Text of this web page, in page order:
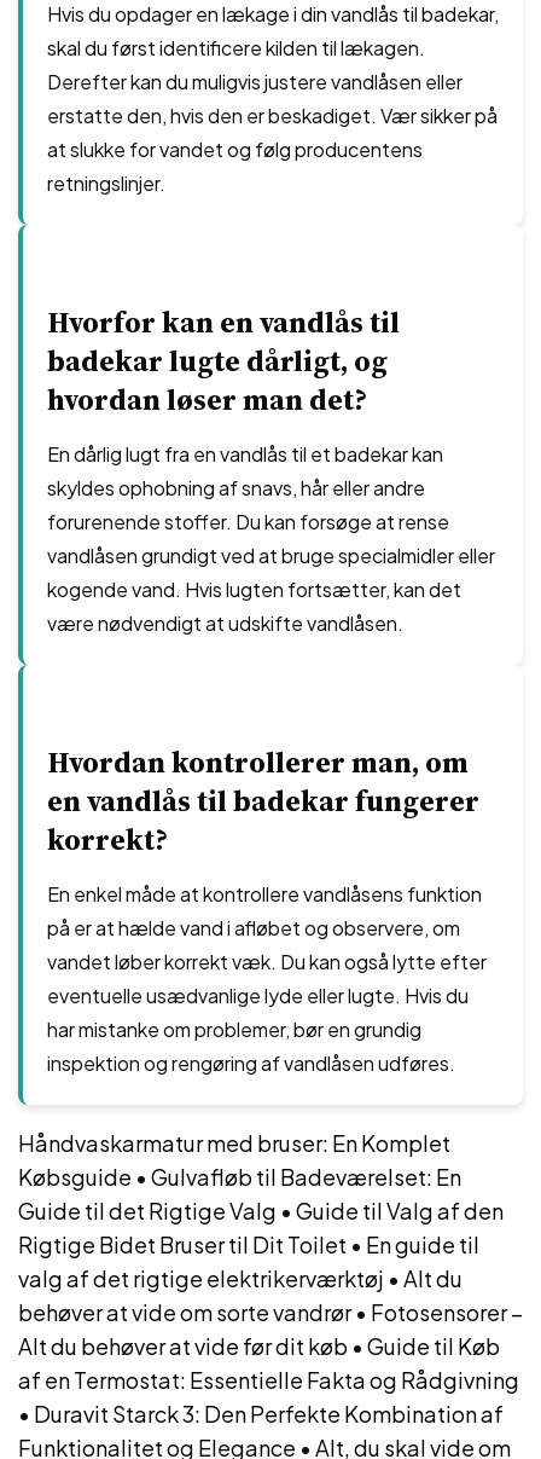
Hvis du opdager en lækage i din vandlås til badekar,
skal du først identificere kilden til lækagen.
Derefter kan du muligvis justere vandlåsen eller
erstatte den, hvis den er beskadiget. Vær sikker på
at slukke for vandet og følg producentens
retningslinjer.
Hvorfor kan en vandlås til
badekar lugte dårligt, og
hvordan løser man det?
En dårlig lugt fra en vandlås til et badekar kan
skyldes ophobning af snavs, hår eller andre
forurenende stoffer. Du kan forsøge at rense
vandlåsen grundigt ved at bruge specialmidler eller
kogende vand. Hvis lugten fortsætter, kan det
være nødvendigt at udskifte vandlåsen.
Hvordan kontrollerer man, om
en vandlås til badekar fungerer
korrekt?
En enkel måde at kontrollere vandlåsens funktion
på er at hælde vand i afløbet og observere, om
vandet løber korrekt væk. Du kan også lytte efter
eventuelle usædvanlige lyde eller lugte. Hvis du
har mistanke om problemer, bør en grundig
inspektion og rengøring af vandlåsen udføres.
Håndvaskarmatur med bruser: En Komplet
Købsguide • Gulvafløb til Badeværelset: En
Guide til det Rigtige Valg • Guide til Valg af den
Rigtige Bidet Bruser til Dit Toilet • En guide til
valg af det rigtige elektrikerværktøj • Alt du
behøver at vide om sorte vandrør• Fotosensorer –
Alt du behøver at vide før dit køb • Guide til Køb
af en Termostat: Essentielle Fakta og Rådgivning
• Duravit Starck 3: Den Perfekte Kombination af
Funktionalitet og Elegance • Alt, du skal vide om